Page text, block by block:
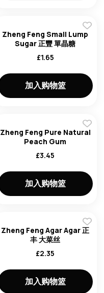
Don't
im here right ?
Zheng Feng Small Lump
Sugar 正豐 單晶糖
£1.65
加入购物篮
Zheng Feng Pure Natural
Peach Gum
£3.45
加入购物篮
Zheng Feng Agar Agar 正
丰 大菜丝
£2.35
加入购物篮